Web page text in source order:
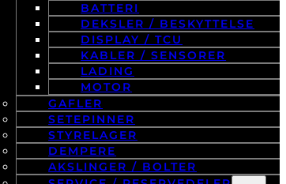
BATTERI
DEKSLER / BESKYTTELSE
DISPLAY / TCU
KABLER / SENSORER
LADING
MOTOR
GAFLER
SETEPINNER
STYRELAGER
DEMPERE
AKSLINGER / BOLTER